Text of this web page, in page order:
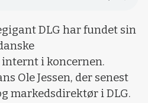
DLG har fundet sin
i koncernen.
Ole Jessen, der senest
markedsdirektør i DLG.